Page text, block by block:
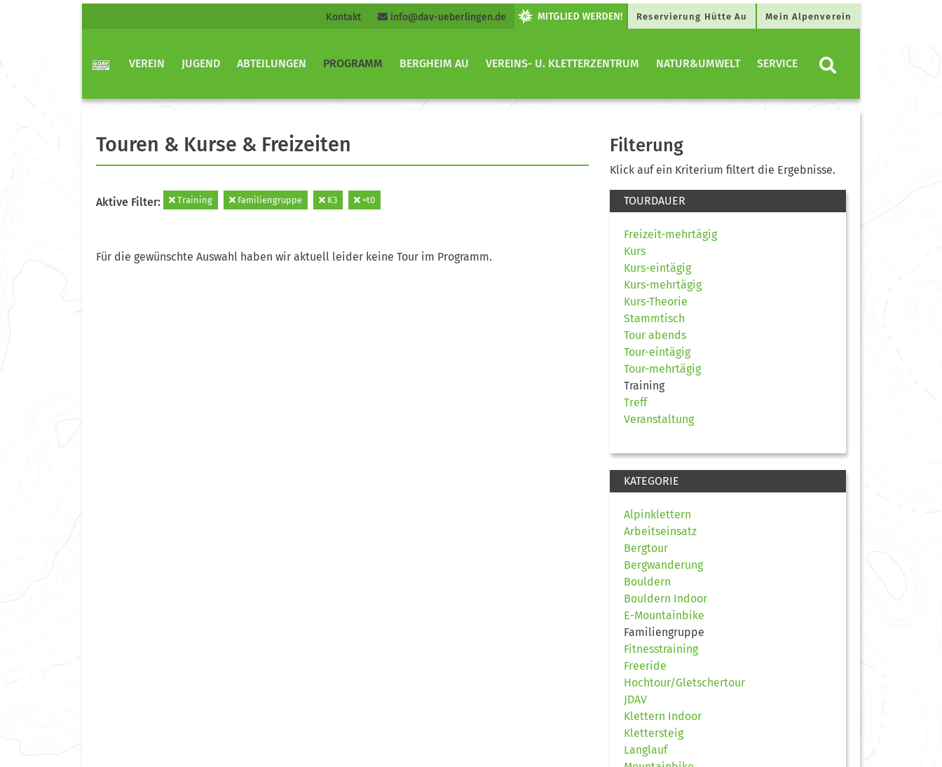
Kontakt info@dav-ueberlingen.de Reservierung Hütte Au Mein Alpenverein
VEREIN JUGEND ABTEILUNGEN PROGRAMM BERGHEIM AU VEREINS- U. KLETTERZENTRUM NATUR&UMWELT SERVICE
Touren & Kurse & Freizeiten
Aktive Filter: Training Familiengruppe K3 =t0
Für die gewünschte Auswahl haben wir aktuell leider keine Tour im Programm.
Filterung
Klick auf ein Kriterium filtert die Ergebnisse.
TOURDAUER
Freizeit-mehrtägig
Kurs
Kurs-eintägig
Kurs-mehrtägig
Kurs-Theorie
Stammtisch
Tour abends
Tour-eintägig
Tour-mehrtägig
Training
Treff
Veranstaltung
KATEGORIE
Alpinklettern
Arbeitseinsatz
Bergtour
Bergwanderung
Bouldern
Bouldern Indoor
E-Mountainbike
Familiengruppe
Fitnesstraining
Freeride
Hochtour/Gletschertour
JDAV
Klettern Indoor
Klettersteig
Langlauf